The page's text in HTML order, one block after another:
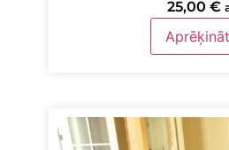
25,00 €